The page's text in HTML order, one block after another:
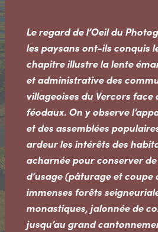
Le regard de l’Oeil du
les paysans ont-ils conquis
chapitre illustre la lente
et administrative des
villageoises du Vercors face
féodaux. On y observe
et des assemblées
ardeur les intérêts des
acharnée pour conserver
d’usage (pâturage et coupe
immenses forêts
monastiques, jalonnée de
jusqu’au grand